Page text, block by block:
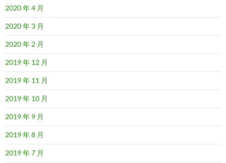
2020 年 4 月
2020 年 3 月
2020 年 2 月
2019 年 12 月
2019 年 11 月
2019 年 10 月
2019 年 9 月
2019 年 8 月
2019 年 7 月